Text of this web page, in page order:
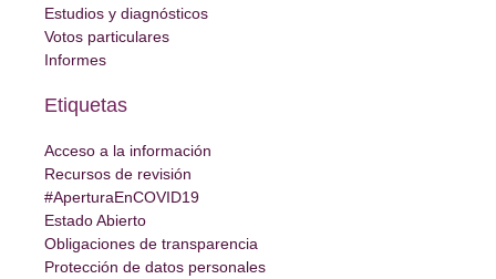
Estudios y diagnósticos
Votos particulares
Informes
Etiquetas
Acceso a la información
Recursos de revisión
#AperturaEnCOVID19
Estado Abierto
Obligaciones de transparencia
Protección de datos personales